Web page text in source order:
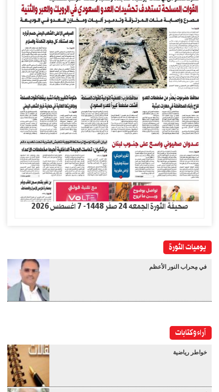
صحيفة الثورة الجمعه 24 صفر 1448- 7 اغسطس 2026
يوميات الثورة
في مِحراب النور الأعظم
آراء وكتابات
خواطر رياضية